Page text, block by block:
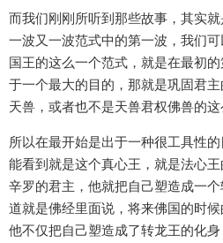
而我们刚刚所听到那些故事，其实
一波又一波范式中的第一波，我们
国王的这么一个范式，就是在最初
于一个最大的目的，那就是巩固君
天兽，或者也不是天兽君权佛兽的这
所以在最开始是出于一种很工具性
能看到就是这个真心王，就是法心
辛罗的君主，他就把自己塑造成一
道就是佛经里面说，将来佛国的时
他不仅把自己塑造成了转龙王的化